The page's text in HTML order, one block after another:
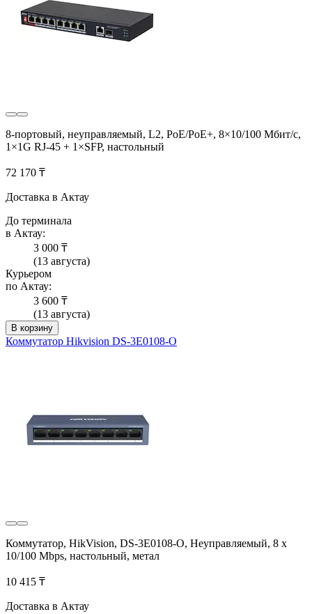
8-портовый, неуправляемый, L2, PoE/PoE+, 8×10/100 Мбит/с,
1×1G RJ-45 + 1×SFP, настольный
72 170 ₸
Доставка в Актау
До терминала
в Актау:
3 000 ₸
(13 августа)
Курьером
по Актау:
3 600 ₸
(13 августа)
В корзину
Коммутатор Hikvision DS-3E0108-O
Коммутатор, HikVision, DS-3E0108-O, Неуправляемый, 8 x
10/100 Mbps, настольный, метал
10 415 ₸
Доставка в Актау